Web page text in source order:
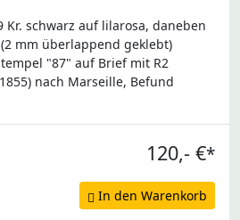
Kr. schwarz auf lilarosa, daneben
mm überlappend geklebt)
"87" auf Brief mit R2
nach Marseille, Befund
120,- €*
In den Warenkorb